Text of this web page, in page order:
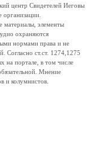
центр Свидетелей Иеговы
материалы, элементы
охраняются
нормами права и не
Согласно ст.ст. 1274,1275
на портале, в том числе
Мнение
и колумнистов.